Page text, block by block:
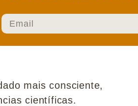
mais consciente,
científicas.